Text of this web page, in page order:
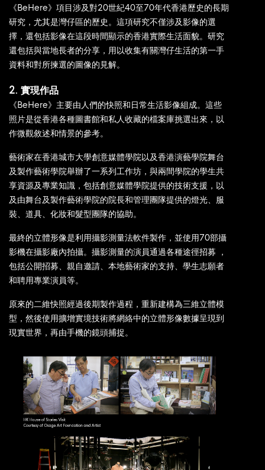
《BeHere》項目涉及對20世紀40至70年代香港歷史的長期
研究，尤其是灣仔區的歷史。這項研究不僅涉及影像的選
擇，還包括影像在這段時間顯示的香港實際生活面貌。研究
還包括與當地長者的分享，用以收集有關灣仔生活的第一手
資料和對所揀選的圖像的見解。
2. 實現作品
《BeHere》主要由人們的快照和日常生活影像組成。這些
照片是從香港各種圖書館和私人收藏的檔案庫挑選出來，以
作微觀敘述和情景的參考。
藝術家在香港城市大學創意媒體學院以及香港演藝學院舞台
及製作藝術學院舉辦了一系列工作坊，與兩間學院的學生共
享資源及專業知識，包括創意媒體學院提供的技術支援，以
及由舞台及製作藝術學院的院長和管理團隊提供的燈光、服
裝、道具、化妝和髮型團隊的協助。
最終的立體形像是利用攝影測量法軟件製作，並使用70部攝
影機在攝影廠內拍攝。攝影測量的演員通過各種途徑招募 ，
包括公開招募、親自邀請、本地藝術家的支持、學生志願者
和聘用專業演員等。
原來的二維快照經過後期製作過程，重新建構為三維立體模
型，然後使用擴增實境技術將網絡中的立體形像數據呈現到
現實世界，再由手機的鏡頭捕捉。